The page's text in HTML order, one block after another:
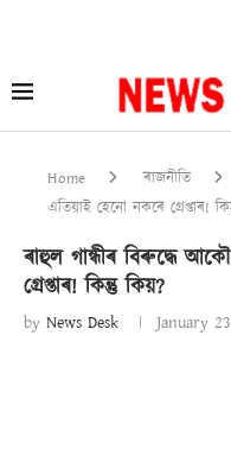
Home ৰাজনীতি
এতিয়াই হেনো নকৰে গ্ৰেপ্তাৰ!
ৰাহুল গান্ধীৰ বিৰুদ্ধে
গ্ৰেপ্তাৰ! কিন্তু কিয়?
by News Desk January